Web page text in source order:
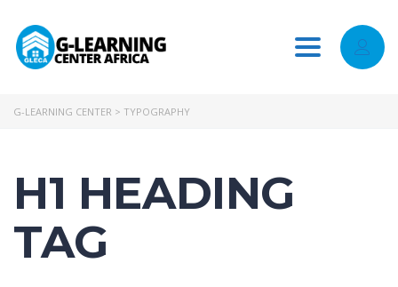
Toggle
G-LEARNING CENTER > TYPOGRAPHY
H1 HEADING
TAG